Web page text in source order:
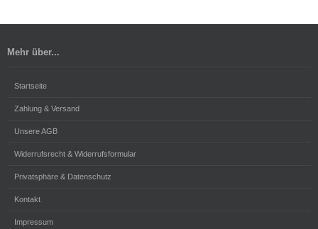
Mehr über...
Startseite
Zahlung & Versand
Unsere AGB
Widerrufsrecht & Widerrufsformular
Privatsphäre & Datenschutz
Kontakt
Impressum